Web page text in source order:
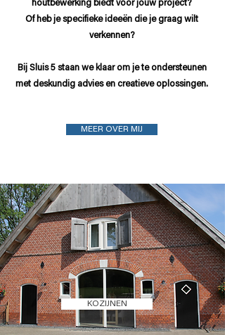
houtbewerking biedt voor jouw project?
Of heb je specifieke ideeën die je graag wilt
verkennen?
Bij Sluis 5 staan we klaar om je te ondersteunen
met deskundig advies en creatieve oplossingen.
MEER OVER MIJ
KOZIJNEN